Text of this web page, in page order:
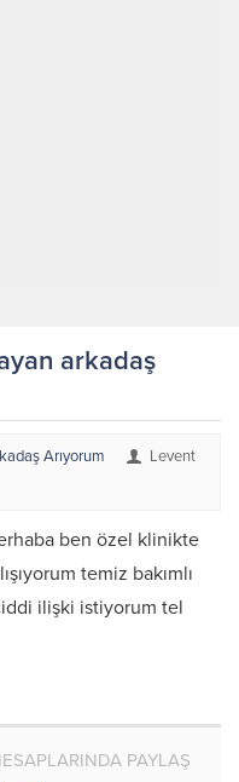
arkadaş
Arıyorum
Levent
ben özel klinikte
temiz bakımlı
ilişki istiyorum tel
PAYLAŞ